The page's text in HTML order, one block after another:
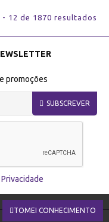
- 12 de 1870 resultados
promoções
SUBSCREVER
TOMEI CONHECIMENTO